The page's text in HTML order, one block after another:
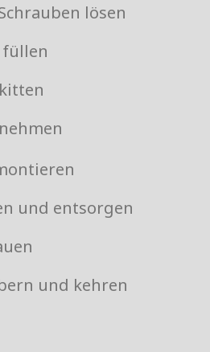
lösen
und entsorgen
und kehren